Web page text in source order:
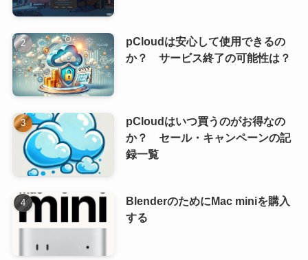
pCloudは安心して使用できるの
か？ サービス終了の可能性は？
pCloudはいつ買うのがお得なの
か？ セール・キャンペーンの記
録一覧
BlenderのためにMac miniを購入
する